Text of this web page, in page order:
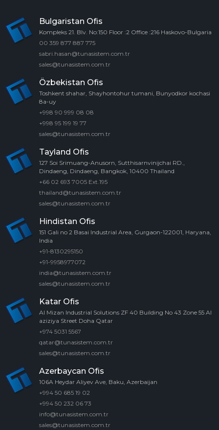
Bulgaristan Ofis
Kompleks 21. Blv. No:150 Floor :2 Office :216 Haskovo-Bulgaria
00 359 877 887 775
sabri.hasan@tunasistem.com.tr
sales@tunasistem.com.tr
Özbekistan Ofis
Toshkent shahar, Shayhontohur tumani, Bunyodkor kochasi
8a-uy
+998 90 999 08 08
+998 95 199 19 77
sales@tunasistem.com.tr
Tayland Ofis
127 Soi Srimuang-Anusorn, Sutthisarnvinijchai RD.,
Dindaeng, Dindaeng, Bangkok, 10400 Thailand
+66 02 693 7005 Ext.195
thailand@tunasistem.com.tr
sales@tunasistem.com.tr
Hindistan Ofis
151 Gali no 2 Basai Industrial Area, Gurgaon-122001, Haryana,
India
+91-8130295150
+91-9958977072
india@tunasistem.com.tr
sales@tunasistem.com.tr
Katar Ofis
Al Mizan Industrial Solutions ZF 40 Building No 43 Zone 55 Al
aziziya Street Doha Qatar
+974 5031 5567
qatar@tunasistem.com.tr
sales@tunasistem.com.tr
Azerbaycan Ofis
106A Heydar Aliyev Ave, Baku, Azerbaijan
+994 50 685 19 02
+994 50 232 06 73
info@tunasistem.com.tr
sales@tunasistem.com.tr